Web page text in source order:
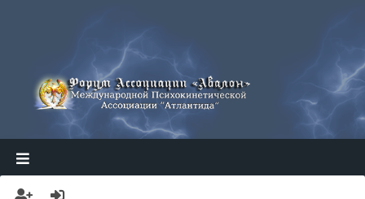
АТЛАНТИДА
АВАЛОН ФОРУМ